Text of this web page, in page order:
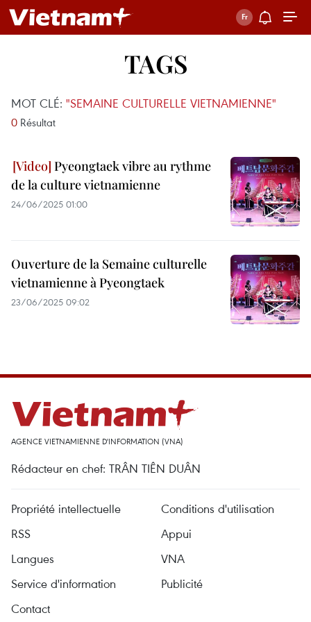
TAGS
MOT CLÉ: "SEMAINE CULTURELLE VIETNAMIENNE"
0 Résultat
Pyeongtaek vibre au rythme
de la culture vietnamienne
24/06/2025 01:00
Ouverture de la Semaine culturelle
vietnamienne à Pyeongtaek
23/06/2025 09:02
AGENCE VIETNAMIENNE D'INFORMATION (VNA)
Rédacteur en chef: TRÂN TIÊN DUÂN
Propriété intellectuelle
Conditions d'utilisation
RSS
Appui
Langues
VNA
Service d'information
Publicité
Contact